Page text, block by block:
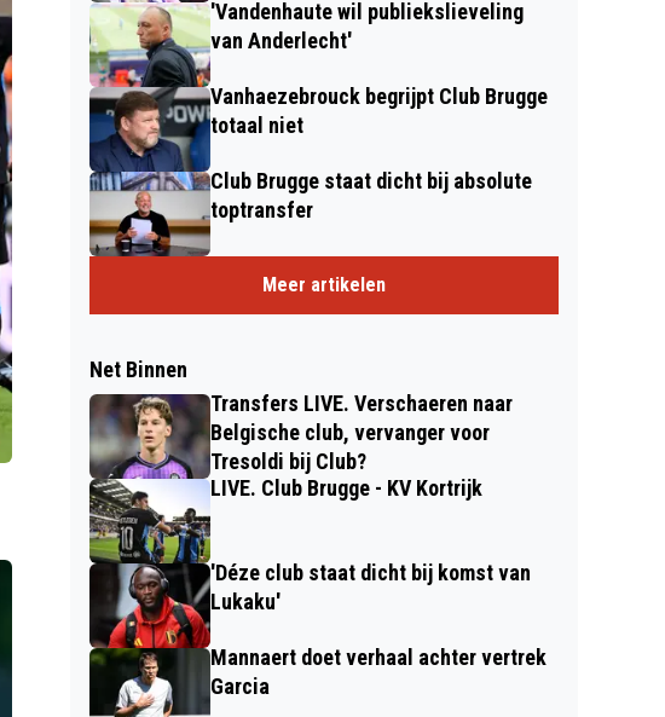
'Vandenhaute wil publiekslieveling
van Anderlecht'
Vanhaezebrouck begrijpt Club Brugge
totaal niet
Club Brugge staat dicht bij absolute
toptransfer
Meer artikelen
Net Binnen
Transfers LIVE. Verschaeren naar
Belgische club, vervanger voor
Tresoldi bij Club?
LIVE. Club Brugge - KV Kortrijk
'Déze club staat dicht bij komst van
Lukaku'
Mannaert doet verhaal achter vertrek
Garcia